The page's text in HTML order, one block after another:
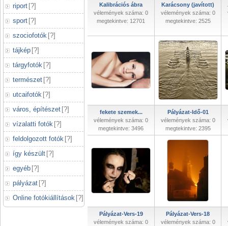
riport [?]
sport [?]
szociofotók [?]
tájkép [?]
tárgyfotók [?]
természet [?]
utcaifotók [?]
város, építészet [?]
vízalatti fotók [?]
feldolgozott fotók [?]
így készült [?]
egyéb [?]
pályázat [?]
Online fotókiállítások [?]
Kalibrációs ábra
vélemények száma: 0
megtekintve: 12701
Karácsony (javított)
vélemények száma: 0
megtekintve: 2525
fekete szemek...
vélemények száma: 0
megtekintve: 3496
Pályázat-Idő-01
vélemények száma: 0
megtekintve: 2395
Pályázat-Vers-19
vélemények száma: 0
Pályázat-Vers-18
vélemények száma: 0